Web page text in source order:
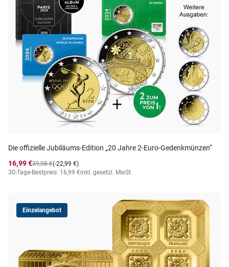
Die offizielle Jubiläums-Edition „20 Jahre 2-Euro-Gedenkmünzen“
16,99 €
(-22,99 €)
39,98 €
30-Tage-Bestpreis: 16,99 €inkl. gesetzl. MwSt.
Einzelangebot